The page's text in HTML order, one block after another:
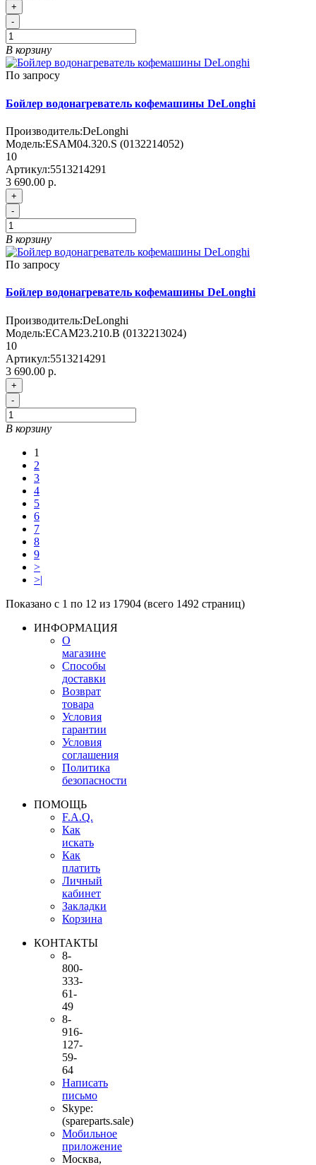
+
-
В корзину
По запросу
Бойлер водонагреватель кофемашины DeLonghi
Производитель:DeLonghi
Модель:ESAM04.320.S (0132214052)
10
Артикул:5513214291
3 690.00 р.
+
-
В корзину
По запросу
Бойлер водонагреватель кофемашины DeLonghi
Производитель:DeLonghi
Модель:ECAM23.210.B (0132213024)
10
Артикул:5513214291
3 690.00 р.
+
-
В корзину
1
2
3
4
5
6
7
8
9
>
>|
Показано с 1 по 12 из 17904 (всего 1492 страниц)
ИНФОРМАЦИЯ
О
магазине
Способы
доставки
Возврат
товара
Условия
гарантии
Условия
соглашения
Политика
безопасности
ПОМОЩЬ
F.A.Q.
Как
искать
Как
платить
Личный
кабинет
Закладки
Корзина
КОНТАКТЫ
8-
800-
333-
61-
49
8-
916-
127-
59-
64
Написать
письмо
Skype:
(spareparts.sale)
Мобильное
приложение
Москва,